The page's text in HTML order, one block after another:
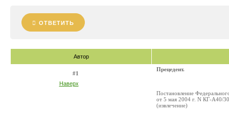
ОТВЕТИТЬ
Автор
#1
Наверх
Прецедент.
Постановление
от 5 мая 2004 г. N КГ-А40/
(извлечение)